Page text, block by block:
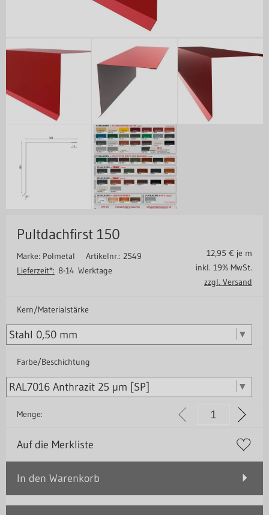
Pultdachfirst 150
Marke: Polmetal Artikelnr.: 2549
Lieferzeit*: 8-14 Werktage
12,95 € je m
inkl. 19% MwSt.
zzgl. Versand
Kern/Materialstärke
Farbe/Beschichtung
Menge:
Auf die Merkliste
In den Warenkorb